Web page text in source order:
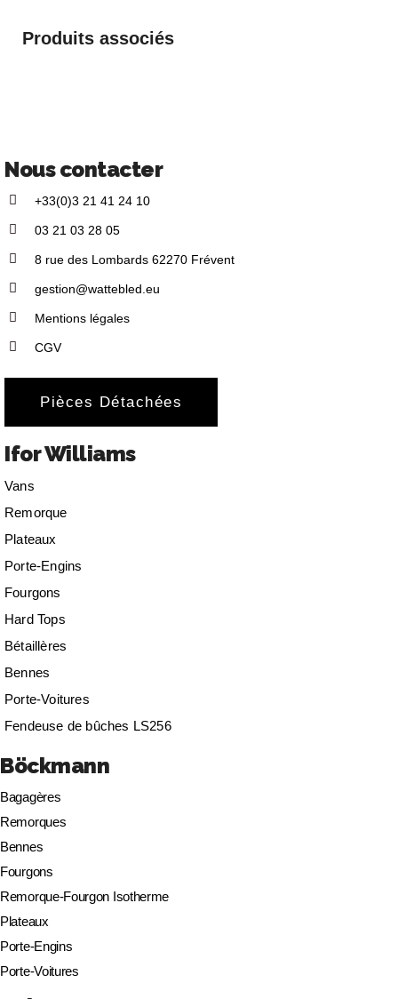
Produits associés
Nous contacter
+33(0)3 21 41 24 10
03 21 03 28 05
8 rue des Lombards 62270 Frévent
gestion@wattebled.eu
Mentions légales
CGV
Pièces Détachées
Ifor Williams
Vans
Remorque
Plateaux
Porte-Engins
Fourgons
Hard Tops
Bétaillères
Bennes
Porte-Voitures
Fendeuse de bûches LS256
Böckmann
Bagagères
Remorques
Bennes
Fourgons
Remorque-Fourgon Isotherme
Plateaux
Porte-Engins
Porte-Voitures